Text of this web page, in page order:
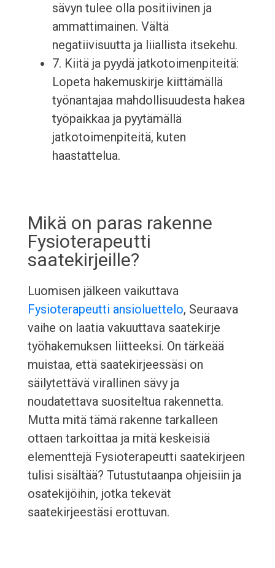
sävyn tulee olla positiivinen ja
ammattimainen. Vältä
negatiivisuutta ja liiallista itsekehu.
7. Kiitä ja pyydä jatkotoimenpiteitä:
Lopeta hakemuskirje kiittämällä
työnantajaa mahdollisuudesta hakea
työpaikkaa ja pyytämällä
jatkotoimenpiteitä, kuten
haastattelua.
Mikä on paras rakenne
Fysioterapeutti
saatekirjeille?
Luomisen jälkeen vaikuttava
Fysioterapeutti ansioluettelo, Seuraava
vaihe on laatia vakuuttava saatekirje
työhakemuksen liitteeksi. On tärkeää
muistaa, että saatekirjeessäsi on
säilytettävä virallinen sävy ja
noudatettava suositeltua rakennetta.
Mutta mitä tämä rakenne tarkalleen
ottaen tarkoittaa ja mitä keskeisiä
elementtejä Fysioterapeutti saatekirjeen
tulisi sisältää? Tutustutaanpa ohjeisiin ja
osatekijöihin, jotka tekevät
saatekirjeestäsi erottuvan.